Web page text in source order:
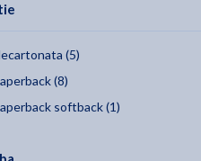
(1)
(5)
(8)
softback (1)